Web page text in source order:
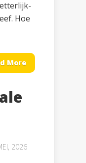
Hoe
More
2026